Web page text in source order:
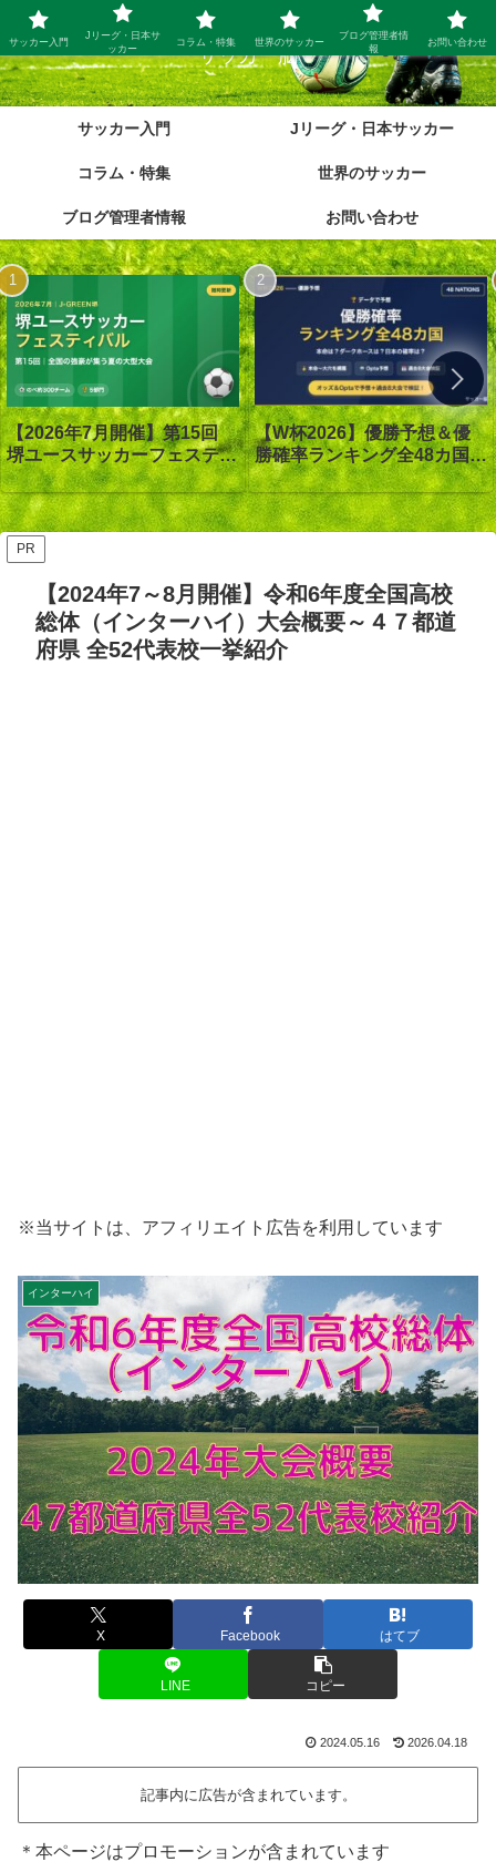
サッカー脳
サッカー入門 Jリーグ・日本サッカー
コラム・特集 世界のサッカー
ブログ管理者情報 お問い合わせ
【2026年7月開催】第15回
堺ユースサッカーフェスティ
バル in J-GREEN堺｜大会概
要・日程・参加カテゴリ【随
時更新】
【W杯2026】優勝予想＆優
勝確率ランキング全48カ国｜
優勝は1番人気スペイン｜オ
ッズ答え合わせ【Opta検
証】
PR
【2024年7～8月開催】令和6年度全国高校
総体（インターハイ）大会概要～４７都道
府県 全52代表校一挙紹介
※当サイトは、アフィリエイト広告を利用しています
インターハイ
X Facebook はてブ
LINE コピー
2024.05.16 2026.04.18
記事内に広告が含まれています。
＊本ページはプロモーションが含まれています
サッカー入門
Jリーグ・日本サ
ッカー
コラム・特集 世界のサッカー
ブログ管理者情
報
お問い合わせ